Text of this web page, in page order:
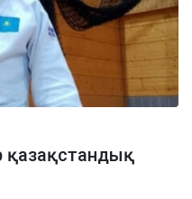
қазақстандық